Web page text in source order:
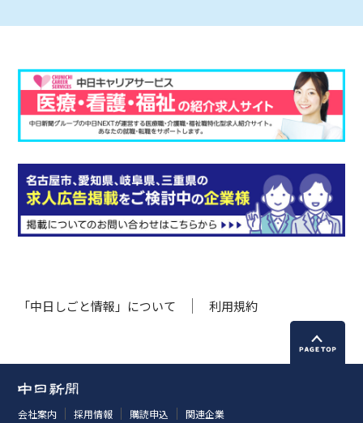
「中日しごと情報」について 利用規約
会社案内 採用情報 購読申込 関連企業